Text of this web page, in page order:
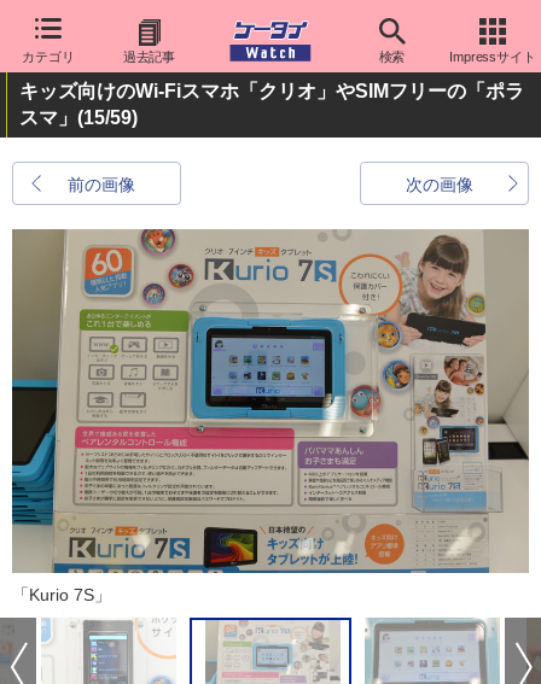
カテゴリ 過去記事 検索 Impressサイト
キッズ向けのWi-Fiスマホ「クリオ」やSIMフリーの「ポラ
スマ」 (15/59)
前の画像 次の画像
「Kurio 7S」